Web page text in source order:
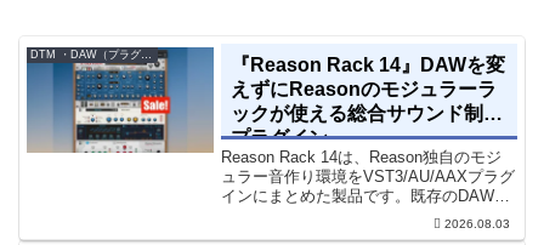
DTM ・DAW（プラグイン、シンセなど）のセール情報
『Reason Rack 14』DAWを変
えずにReasonのモジュラーラ
ックが使える総合サウンド制作
プラグイン
Reason Rack 14は、Reason独自のモジ
ュラー音作り環境をVST3/AU/AAXプラグ
インにまとめた製品です。既存のDAWを
乗り換えることなく、68種類のシンセや
エフェクト、CV配線をそのままトラック
2026.08.03